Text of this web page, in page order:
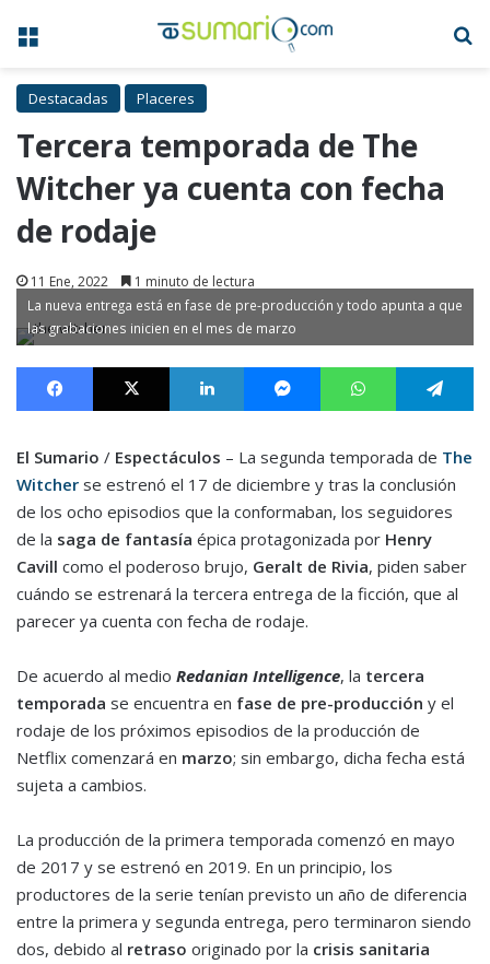
Menú
Destacadas Placeres
Tercera temporada de The
Witcher ya cuenta con fecha
de rodaje
11 Ene, 2022 1 minuto de lectura
La nueva entrega está en fase de pre-producción y todo apunta a que
las grabaciones inicien en el mes de marzo
Facebook X LinkedIn MessengerWhatsApp
El Sumario / Espectáculos – La segunda temporada de The
Witcher se estrenó el 17 de diciembre y tras la conclusión
de los ocho episodios que la conformaban, los seguidores
de la saga de fantasía épica protagonizada por Henry
Cavill como el poderoso brujo, Geralt de Rivia, piden saber
cuándo se estrenará la tercera entrega de la ficción, que al
parecer ya cuenta con fecha de rodaje.
De acuerdo al medio Redanian Intelligence, la tercera
temporada se encuentra en fase de pre-producción y el
rodaje de los próximos episodios de la producción de
Netflix comenzará en marzo; sin embargo, dicha fecha está
sujeta a cambios.
La producción de la primera temporada comenzó en mayo
de 2017 y se estrenó en 2019. En un principio, los
productores de la serie tenían previsto un año de diferencia
entre la primera y segunda entrega, pero terminaron siendo
dos, debido al retraso originado por la crisis sanitaria